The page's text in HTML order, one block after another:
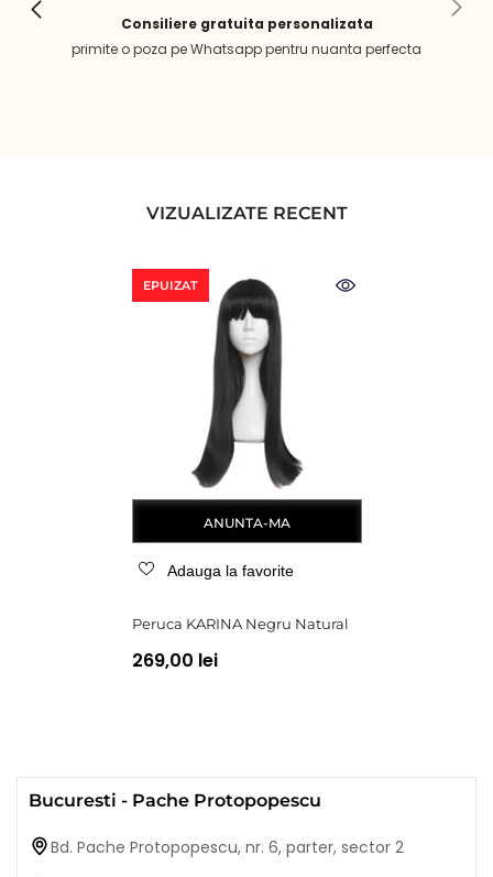
Consiliere gratuita personalizata
primite o poza pe Whatsapp pentru nuanta perfecta
VIZUALIZATE RECENT
EPUIZAT
ANUNTA-MA
Adauga la favorite
Peruca KARINA Negru Natural
269,00 lei
Bucuresti - Pache Protopopescu
Bd. Pache Protopopescu, nr. 6, parter, sector 2